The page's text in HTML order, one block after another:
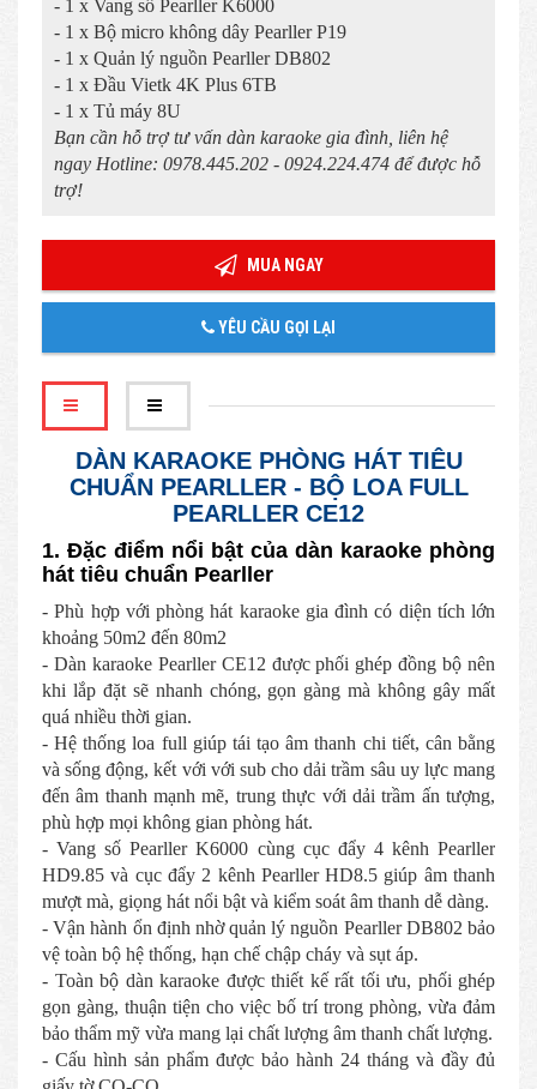
- 1 x Vang số Pearller K6000
- 1 x Bộ micro không dây Pearller P19
- 1 x Quản lý nguồn Pearller DB802
- 1 x Đầu Vietk 4K Plus 6TB
- 1 x Tủ máy 8U
Bạn cần hỗ trợ tư vấn dàn karaoke gia đình, liên hệ
ngay Hotline: 0978.445.202 - 0924.224.474 để được hỗ
trợ!
MUA NGAY
YÊU CẦU GỌI LẠI
DÀN KARAOKE PHÒNG HÁT TIÊU
CHUẨN PEARLLER - BỘ LOA FULL
PEARLLER CE12
1. Đặc điểm nổi bật của dàn karaoke phòng
hát tiêu chuẩn Pearller
- Phù hợp với phòng hát karaoke gia đình có diện tích lớn
khoảng 50m2 đến 80m2
- Dàn karaoke Pearller CE12 được phối ghép đồng bộ nên
khi lắp đặt sẽ nhanh chóng, gọn gàng mà không gây mất
quá nhiều thời gian.
- Hệ thống loa full giúp tái tạo âm thanh chi tiết, cân bằng
và sống động, kết với với sub cho dải trầm sâu uy lực mang
đến âm thanh mạnh mẽ, trung thực với dải trầm ấn tượng,
phù hợp mọi không gian phòng hát.
- Vang số Pearller K6000 cùng cục đẩy 4 kênh Pearller
HD9.85 và cục đẩy 2 kênh Pearller HD8.5 giúp âm thanh
mượt mà, giọng hát nổi bật và kiểm soát âm thanh dễ dàng.
- Vận hành ổn định nhờ quản lý nguồn Pearller DB802 bảo
vệ toàn bộ hệ thống, hạn chế chập cháy và sụt áp.
- Toàn bộ dàn karaoke được thiết kế rất tối ưu, phối ghép
gọn gàng, thuận tiện cho việc bố trí trong phòng, vừa đảm
bảo thẩm mỹ vừa mang lại chất lượng âm thanh chất lượng.
- Cấu hình sản phẩm được bảo hành 24 tháng và đầy đủ